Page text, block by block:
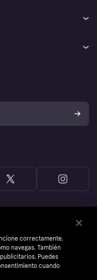
correctamente,
navegas. También
Puedes
cuando